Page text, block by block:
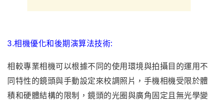
3.相機優化和後期演算法技術:
相較專業相機可以根據不同的使用環境與拍攝目的運用不
同特性的鏡頭與手動設定來校調照片 ，手機相機受限於體
積和硬體結構的限制
，鏡頭的光圈與廣角固定且無光學變